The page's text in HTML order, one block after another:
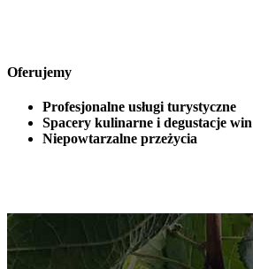
Oferujemy
Profesjonalne usługi turystyczne
Spacery kulinarne i degustacje win
Niepowtarzalne przeżycia